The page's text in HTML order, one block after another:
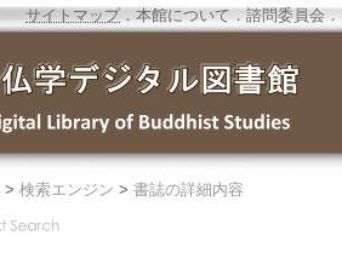
サイトマップ．本館について ． 諮問委員会 ．
> 検索エンジン > 書誌の詳細内容